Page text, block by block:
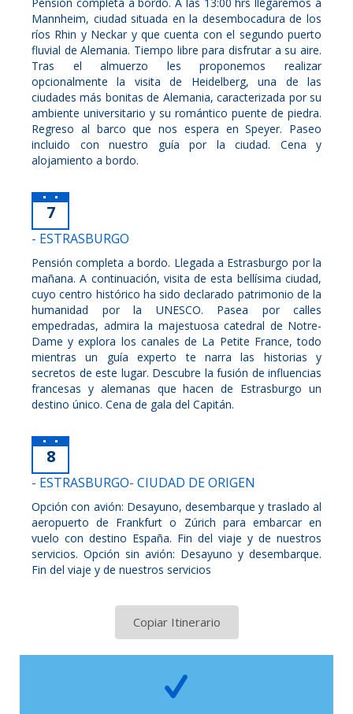
Mannheim, ciudad situada en la desembocadura de los
ríos Rhin y Neckar y que cuenta con el segundo puerto
fluvial de Alemania. Tiempo libre para disfrutar a su aire.
Tras el almuerzo les proponemos realizar
opcionalmente la visita de Heidelberg, una de las
ciudades más bonitas de Alemania, caracterizada por su
ambiente universitario y su romántico puente de piedra.
Regreso al barco que nos espera en Speyer. Paseo
incluido con nuestro guía por la ciudad. Cena y
alojamiento a bordo.
7
- ESTRASBURGO
Pensión completa a bordo. Llegada a Estrasburgo por la
mañana. A continuación, visita de esta bellísima ciudad,
cuyo centro histórico ha sido declarado patrimonio de la
humanidad por la UNESCO. Pasea por calles
empedradas, admira la majestuosa catedral de Notre-
Dame y explora los canales de La Petite France, todo
mientras un guía experto te narra las historias y
secretos de este lugar. Descubre la fusión de influencias
francesas y alemanas que hacen de Estrasburgo un
destino único. Cena de gala del Capitán.
8
- ESTRASBURGO- CIUDAD DE ORIGEN
Opción con avión: Desayuno, desembarque y traslado al
aeropuerto de Frankfurt o Zúrich para embarcar en
vuelo con destino España. Fin del viaje y de nuestros
servicios. Opción sin avión: Desayuno y desembarque.
Fin del viaje y de nuestros servicios
Copiar Itinerario